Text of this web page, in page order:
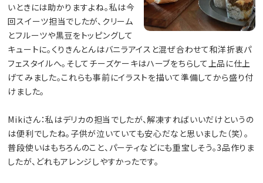
いときには助かりますよね。私は今
回スイーツ担当でしたが、クリーム
とフルーツや黒豆をトッピングして
キュートに。くりきんとんはバニラアイスと混ぜ合わせて和洋折衷パ
フェスタイルへ。そしてチーズケーキはハーブをちらして上品に仕上
げてみました。これらも事前にイラストを描いて準備してから盛り付
けました。
Mikiさん：私はデリカの担当でしたが、解凍すればいいだけというの
は便利でしたね。子供が泣いていても安心だなと思いました（笑）。
普段使いはもちろんのこと、パーティなどにも重宝しそう。3品作りま
したが、どれもアレンジしやすかったです。